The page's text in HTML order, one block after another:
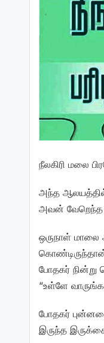
நீலகிரி மலை
அந்த ஆலயத்தில்
அவன் வேறெந்த
ஒருநாள் மாலை
போதகர் நின்று
“உள்ளே
போதகர்
இருந்த